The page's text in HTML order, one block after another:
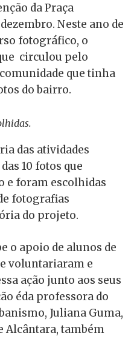
da Praça
Neste ano de
fotográfico, o
circulou pelo
que tinha
do bairro.
das atividades
10 fotos que
e foram escolhidas
fotografias
do projeto.
o apoio de alunos de
voluntariaram e
ação junto aos seus
éda professora do
Juliana Guma,
Alcântara, também